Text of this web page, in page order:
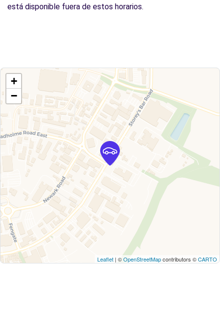
está disponible fuera de estos horarios.
+
−
Leaflet | ©OpenStreetMapcontributors ©CARTO